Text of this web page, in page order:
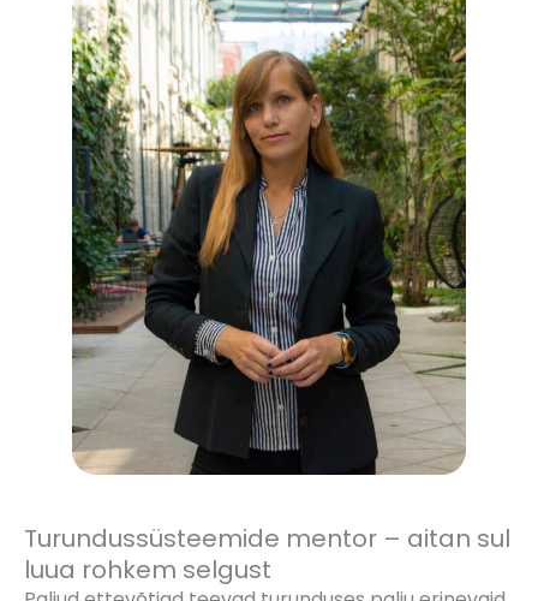
Turundussüsteemide mentor – aitan sul
luua rohkem selgust